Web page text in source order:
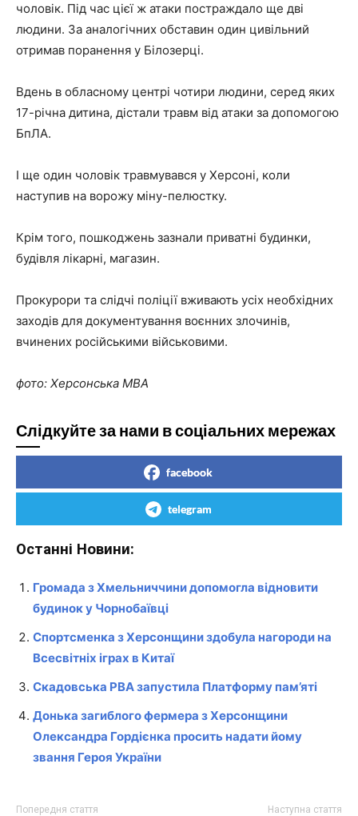
чоловік. Під час цієї ж атаки постраждало ще дві
людини. За аналогічних обставин один цивільний
отримав поранення у Білозерці.
Вдень в обласному центрі чотири людини, серед яких
17-річна дитина, дістали травм від атаки за допомогою
БпЛА.
І ще один чоловік травмувався у Херсоні, коли
наступив на ворожу міну-пелюстку.
Крім того, пошкоджень зазнали приватні будинки,
будівля лікарні, магазин.
Прокурори та слідчі поліції вживають усіх необхідних
заходів для документування воєнних злочинів,
вчинених російськими військовими.
фото: Херсонська МВА
Слідкуйте за нами в соціальних мережах
facebook
telegram
Останні Новини:
Громада з Хмельниччини допомогла відновити
будинок у Чорнобаївці
Спортсменка з Херсонщини здобула нагороди на
Всесвітніх іграх в Китаї
Скадовська РВА запустила Платформу пам’яті
Донька загиблого фермера з Херсонщини
Олександра Гордієнка просить надати йому
звання Героя України
Попередня стаття Наступна стаття